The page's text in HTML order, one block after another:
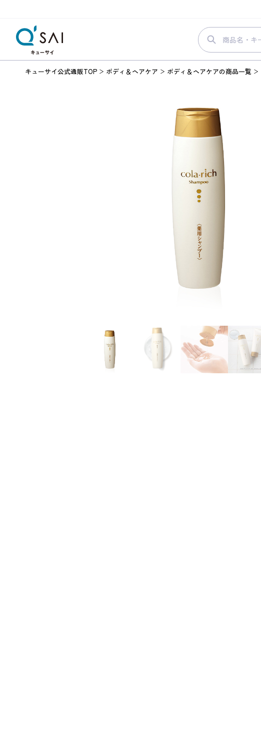
キューサイ公式通販TOP ボディ＆ヘアケア ボディ＆ヘアケアの商品一覧